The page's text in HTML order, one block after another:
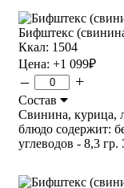
Бифштекс
Ккал: 1504
Цена: +1 099₽
– +
Состав
Свинина, курица,
блюдо содержит:
углеводов - 8,3 гр.